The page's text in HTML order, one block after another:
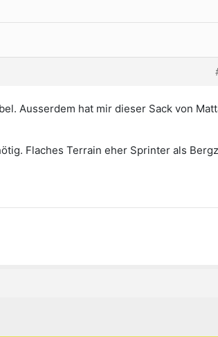
Ausserdem hat mir dieser Sack von
Flaches Terrain eher Sprinter als